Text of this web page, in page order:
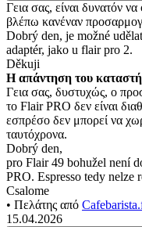
Γεια σας, είναι δυνατόν
βλέπω κανέναν
Dobrý den, je možné
adaptér, jako u flair pro 2.
Děkuji
Η απάντηση του
Γεια σας, δυστυχώς, ο
το Flair PRO δεν είναι
εσπρέσο δεν μπορεί να
ταυτόχρονα.
Dobrý den,
pro Flair 49 bohužel není
PRO. Espresso tedy nelze
Csalome
• Πελάτης από
15.04.2026